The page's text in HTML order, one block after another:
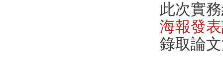
此次實務
海報發
錄取論